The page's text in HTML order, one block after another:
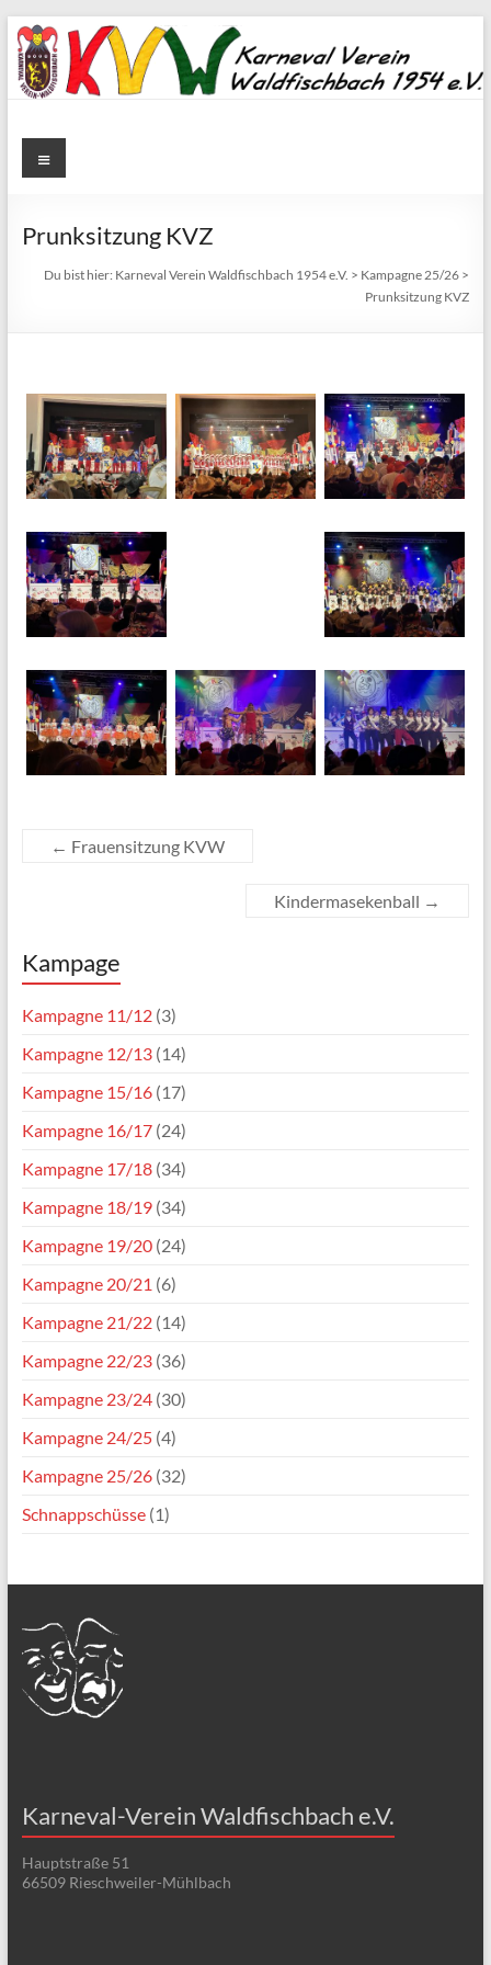
Zum
Inhalt
springen
Karneval
Waldfischbach
1954
Waldfischbach
1954
e.V.
Menü
Prunksitzung KVZ
Du bist hier: Karneval Verein Waldfischbach 1954 e.V. > Kampagne 25/26 >
Prunksitzung KVZ
← Frauensitzung KVW
Kindermasekenball →
Kampage
Kampagne 11/12(3)
Kampagne 12/13(14)
Kampagne 15/16(17)
Kampagne 16/17(24)
Kampagne 17/18(34)
Kampagne 18/19(34)
Kampagne 19/20(24)
Kampagne 20/21 (6)
Kampagne 21/22(14)
Kampagne 22/23(36)
Kampagne 23/24(30)
Kampagne 24/25(4)
Kampagne 25/26(32)
Schnappschüsse(1)
Karneval-Verein Waldfischbach e.V.
Hauptstraße 51
66509 Rieschweiler-Mühlbach